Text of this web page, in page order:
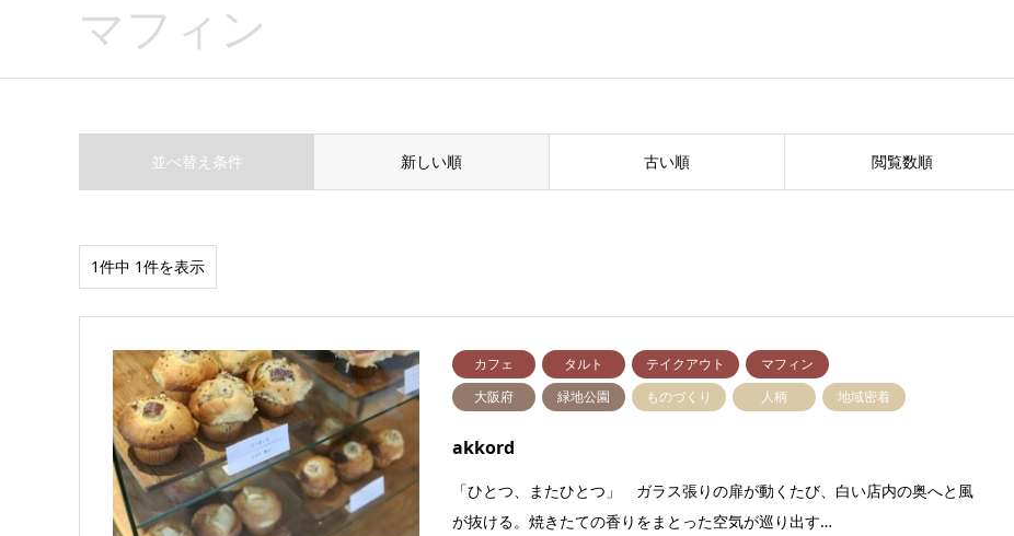
マフィン
並べ替え条件 新しい順 古い順 閲覧数順
1件中 1件を表示
カフェ タルト テイクアウト
マフィン
大阪府
緑地公園 ものづくり 人柄 地域密着
akkord
「ひとつ、またひとつ」 ガラス張りの扉が動くたび、白い店内の奥へと風
が抜ける。焼きたての香りをまとった空気が巡り出す…